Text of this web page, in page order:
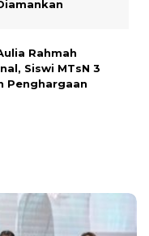
Rahmah
Siswi MTsN 3
Penghargaan